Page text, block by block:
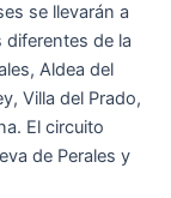
se llevarán a
de la
Aldea del
Villa del Prado,
El circuito
de Perales y